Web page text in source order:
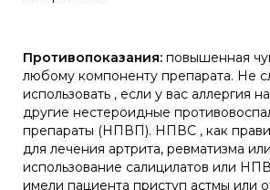
Противопоказания: повышенная
любому компоненту препарата. Не
использовать , если у вас аллергия
другие нестероидные
препараты (НПВП). НПВС , как
для лечения артрита, ревматизма
использование салицилатов или
имели пациента приступ астмы или